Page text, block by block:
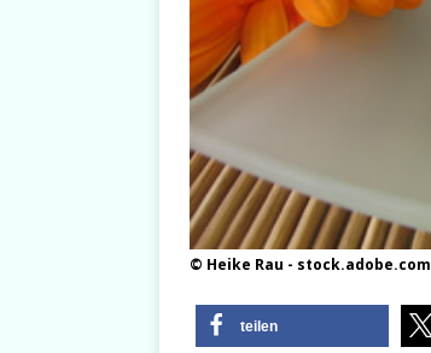
© Heike Rau - stock.adobe.com
teilen